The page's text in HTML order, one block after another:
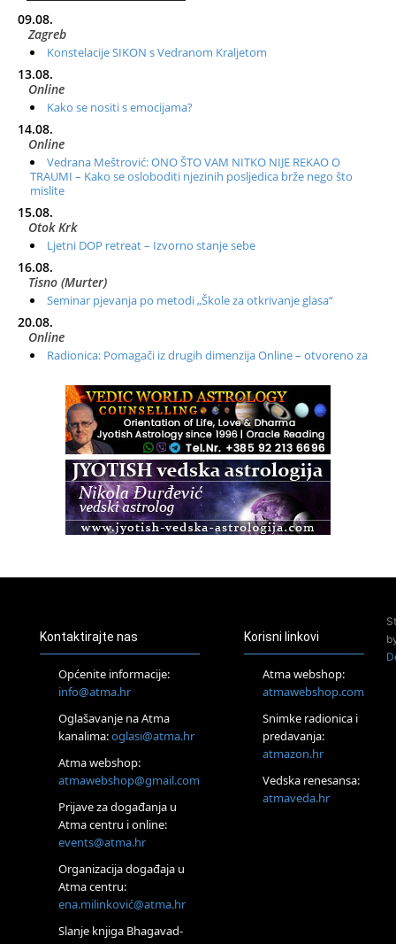
09.08.
Zagreb
Konstelacije SIKON s Vedranom Kraljetom
13.08.
Online
Kako se nositi s emocijama?
14.08.
Online
Vedrana Meštrović: ONO ŠTO VAM NITKO NIJE REKAO O
TRAUMI – Kako se osloboditi njezinih posljedica brže nego što
mislite
15.08.
Otok Krk
Ljetni DOP retreat – Izvorno stanje sebe
16.08.
Tisno (Murter)
Seminar pjevanja po metodi „Škole za otkrivanje glasa“
20.08.
Online
Radionica: Pomagači iz drugih dimenzija Online – otvoreno za
Zagreb+Online
Osnovni ThetaHealing® tečaj, Zagreb i Online
Zagreb
Osnovna radionica za izscjeljivanje pranom (Basic Pranic
Healing course)
Access BARS®, otpusti stres
Pjesma srca / Zagreb
Tečaj Višeg Vodstva, razvijanja intuicije i Akaša zapisa
Online
Upisi u program Profesionalni hipnoterapeut — nova
Online
Postanite Nositelj Vibracije Nove Zemlje
Visoko
Alemka Dauskardt – Jednodnevna radionica sistemskih
konstelacija
Zagreb
HOD PO ŽERAVICI – Seminar koji mijenja tijelo, duh i um
Kontaktirajte nas
Općenite informacije:
info@atma.hr
Oglašavanje na Atma
kanalima:oglasi@atma.hr
Atma webshop:
atmawebshop@gmail.com
Prijave za događanja u
Atma centru i online:
events@atma.hr
Organizacija događaja u
Atma centru:
ena.milinković@atma.hr
Slanje knjiga Bhagavad-
Korisni linkovi
Atma webshop:
atmawebshop.com
Snimke radionica i
predavanja:
atmazon.hr
Vedska renesansa:
atmaveda.hr